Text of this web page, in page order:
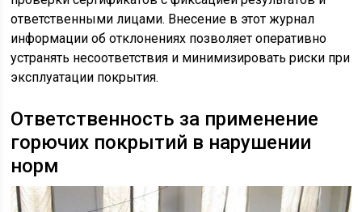
ответственными лицами. Внесение в этот журнал
информации об отклонениях позволяет оперативно
устранять несоответствия и минимизировать риски при
эксплуатации покрытия.
Ответственность за применение
горючих покрытий в нарушении
норм